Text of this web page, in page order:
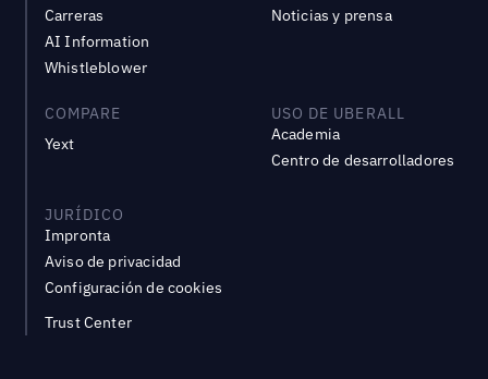
Carreras
AI Information
Whistleblower
Noticias y prensa
COMPARE
Yext
USO DE UBERALL
Academia
Centro de desarrolladores
JURÍDICO
Impronta
Aviso de privacidad
Configuración de cookies
Trust Center